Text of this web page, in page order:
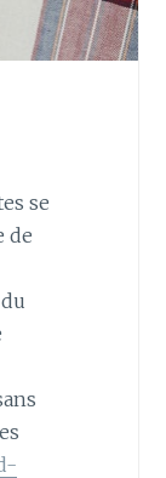
se
de